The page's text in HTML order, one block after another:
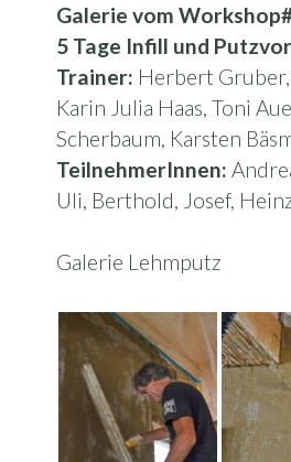
Galerie vom
5 Tage Infill und
Trainer: Herbert
Karin Julia Haas, Toni
Scherbaum, Karsten
TeilnehmerInnen:
Uli, Berthold, Josef,
Galerie Lehmputz